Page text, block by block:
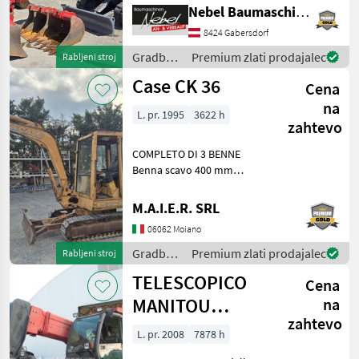
Rabljeni stroj
600mm 900mm,
1Böschungslöffel 1500mm
gorivo: Dizel Gradbeni stroji
Mini bager
Nebel Baumaschinen
8424 Gabersdorf
Gradbeni
stroji /
Takeuchi
Premium zlati prodajalec
Rabljeni stroj
Case CK 36
Cena
na
zahtevo
L. pr. 1995 3622 h
COMPLETO DI 3 BENNE
Benna scavo 400 mm
Benna liscia 1400 mm
Gradbeni stroji Mini bager
M.A.I.E.R. SRL
06062 Moiano
Gradbeni
stroji /
Case IH
Premium zlati prodajalec
TELESCOPICO
MANITOU
MHT10120L
(ANNO 2008)
Cena
na
zahtevo
L. pr. 2008
7878 h